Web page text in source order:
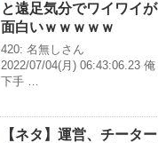
と遠足気分でワイワイが
面白いｗｗｗｗｗ
420: 名無しさん
2022/07/04(月) 06:43:06.23 俺
下手 …
【ネタ】運営、チーター